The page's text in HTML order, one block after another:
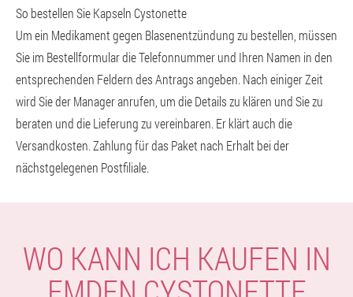
So bestellen Sie Kapseln Cystonette
Um ein Medikament gegen Blasenentzündung zu bestellen, müssen
Sie im Bestellformular die Telefonnummer und Ihren Namen in den
entsprechenden Feldern des Antrags angeben. Nach einiger Zeit
wird Sie der Manager anrufen, um die Details zu klären und Sie zu
beraten und die Lieferung zu vereinbaren. Er klärt auch die
Versandkosten. Zahlung für das Paket nach Erhalt bei der
nächstgelegenen Postfiliale.
WO KANN ICH KAUFEN IN